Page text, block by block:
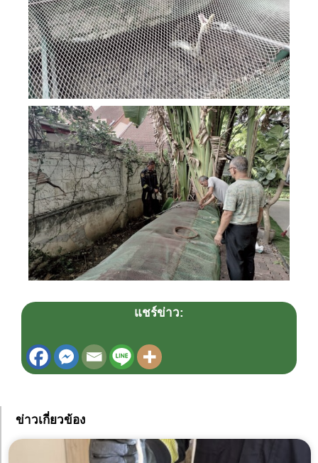
แชร์ข่าว:
ข่าวเกี่ยวข้อง